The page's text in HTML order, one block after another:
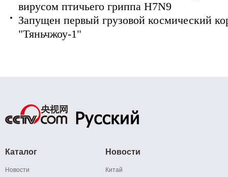
вирусом птичьего гриппа H7N9
Запущен первый грузовой космический
"Тяньчжоу-1"
Каталог
Новости
Новости
Китай